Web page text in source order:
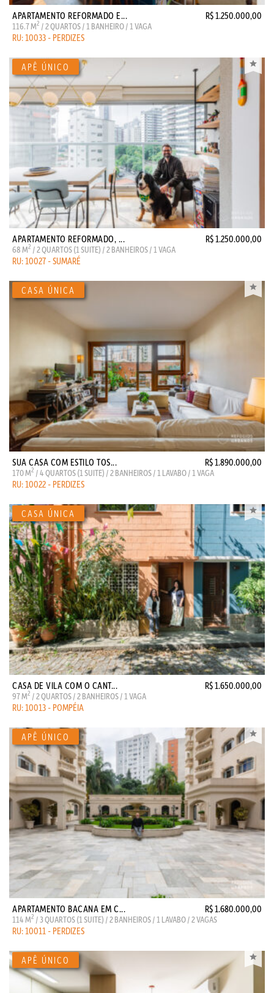
APARTAMENTO REFORMADO E... R$ 1.250.000,00
116.7 M2 / 2 QUARTOS / 1 BANHEIRO / 1 VAGA
RU: 10033 - PERDIZES
APARTAMENTO REFORMADO, ... R$ 1.250.000,00
68 M2 / 2 QUARTOS (1 SUITE) / 2 BANHEIROS / 1 VAGA
RU: 10027 - SUMARÉ
SUA CASA COM ESTILO TOS... R$ 1.890.000,00
170 M2 / 4 QUARTOS (1 SUITE) / 2 BANHEIROS / 1 LAVABO / 1 VAGA
RU: 10022 - PERDIZES
CASA DE VILA COM O CANT... R$ 1.650.000,00
97 M2 / 2 QUARTOS / 2 BANHEIROS / 1 VAGA
RU: 10013 - POMPÉIA
APARTAMENTO BACANA EM C... R$ 1.680.000,00
114 M2 / 3 QUARTOS (1 SUITE) / 2 BANHEIROS / 1 LAVABO / 2 VAGAS
RU: 10011 - PERDIZES